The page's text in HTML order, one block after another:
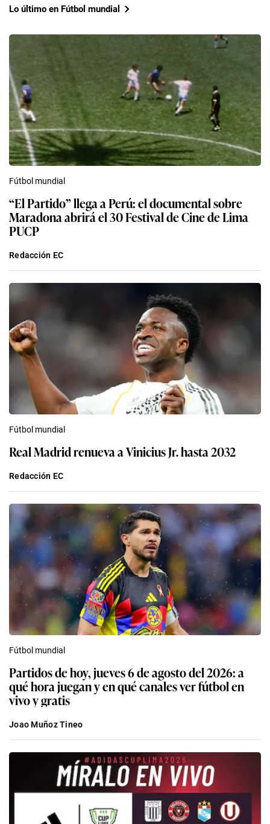
Lo último en Fútbol mundial
Fútbol mundial
“El Partido” llega a Perú: el documental sobre
Maradona abrirá el 30 Festival de Cine de Lima
PUCP
Redacción EC
Fútbol mundial
Real Madrid renueva a Vinicius Jr. hasta 2032
Redacción EC
Fútbol mundial
Partidos de hoy, jueves 6 de agosto del 2026: a
qué hora juegan y en qué canales ver fútbol en
vivo y gratis
Joao Muñoz Tineo